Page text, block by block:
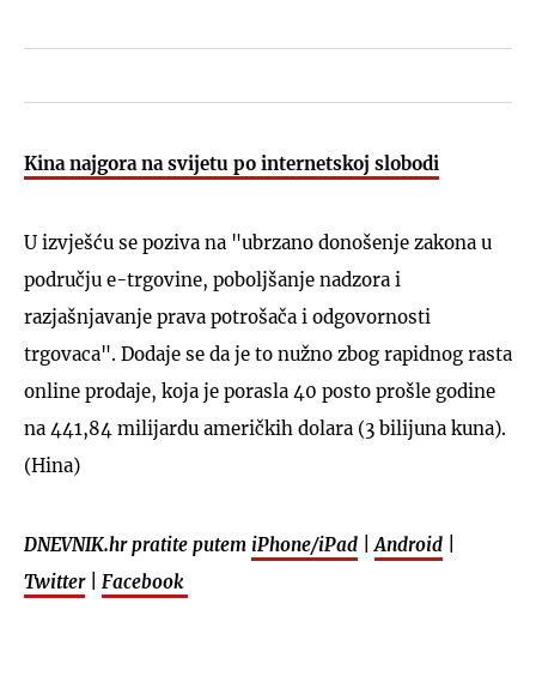
Kina najgora na svijetu po internetskoj slobodi
U izvješću se poziva na "ubrzano donošenje zakona u
području e-trgovine, poboljšanje nadzora i
razjašnjavanje prava potrošača i odgovornosti
trgovaca". Dodaje se da je to nužno zbog rapidnog rasta
online prodaje, koja je porasla 40 posto prošle godine
na 441,84 milijardu američkih dolara (3 bilijuna kuna).
(Hina)
DNEVNIK.hr pratite putem iPhone/iPad Android
Twitter| Facebook